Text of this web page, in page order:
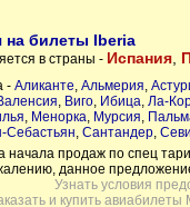
на билеты Iberia
в страны - Испания,
- Аликанте, Альмерия,
, Виго, Ибица, Ла-
, Менорка, Мурсия,
Себастьян, Сантандер,
начала продаж по спец
данное
Узнать условия
и купить